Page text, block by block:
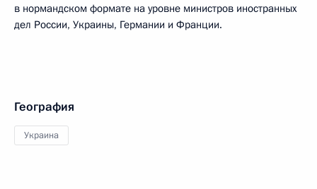
в нормандском формате на уровне министров иностранных
дел России, Украины, Германии и Франции.
География
Украина